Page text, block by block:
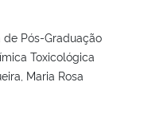
Pós-Graduação
Toxicológica
Maria Rosa